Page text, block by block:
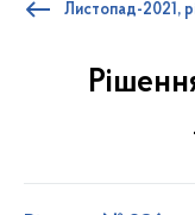
Листопад-2021,